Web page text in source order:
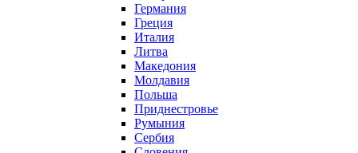
Германия
Греция
Италия
Литва
Македония
Молдавия
Польша
Приднестровье
Румыния
Сербия